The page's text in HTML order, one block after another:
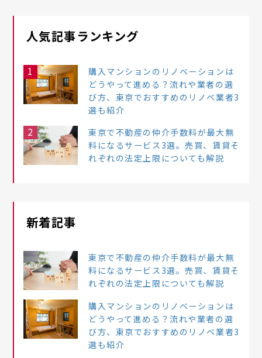
人気記事ランキング
1
購入マンションのリノベーションは
どうやって進める？流れや業者の選
び方、東京でおすすめのリノベ業者3
選も紹介
2
東京で不動産の仲介手数料が最大無
料になるサービス3選。売買、賃貸そ
れぞれの法定上限についても解説
新着記事
東京で不動産の仲介手数料が最大無
料になるサービス3選。売買、賃貸そ
れぞれの法定上限についても解説
購入マンションのリノベーションは
どうやって進める？流れや業者の選
び方、東京でおすすめのリノベ業者3
選も紹介